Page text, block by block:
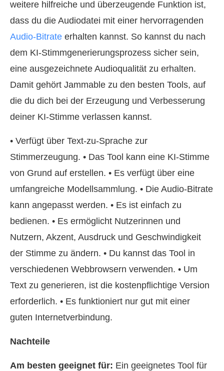
weitere hilfreiche und überzeugende Funktion ist,
dass du die Audiodatei mit einer hervorragenden
Audio-Bitrate erhalten kannst. So kannst du nach
dem KI‑Stimmgenerierungsprozess sicher sein,
eine ausgezeichnete Audioqualität zu erhalten.
Damit gehört Jammable zu den besten Tools, auf
die du dich bei der Erzeugung und Verbesserung
deiner KI‑Stimme verlassen kannst.
• Verfügt über Text‑zu‑Sprache zur
Stimmerzeugung. • Das Tool kann eine KI‑Stimme
von Grund auf erstellen. • Es verfügt über eine
umfangreiche Modellsammlung. • Die Audio-Bitrate
kann angepasst werden. • Es ist einfach zu
bedienen. • Es ermöglicht Nutzerinnen und
Nutzern, Akzent, Ausdruck und Geschwindigkeit
der Stimme zu ändern. • Du kannst das Tool in
verschiedenen Webbrowsern verwenden. • Um
Text zu generieren, ist die kostenpflichtige Version
erforderlich. • Es funktioniert nur gut mit einer
guten Internetverbindung.
Nachteile
Am besten geeignet für: Ein geeignetes Tool für